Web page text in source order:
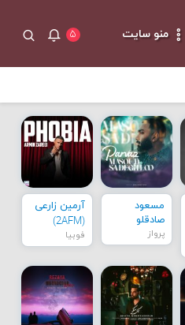
منو سایت ۵
مسعود
صادقلو
پرواز
آرمین زارعی
(2AFM)
فوبیا